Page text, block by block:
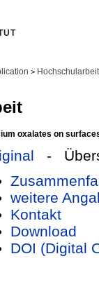
>
oxalates on
-
weitere
Kontakt
Download
DOI (Digital